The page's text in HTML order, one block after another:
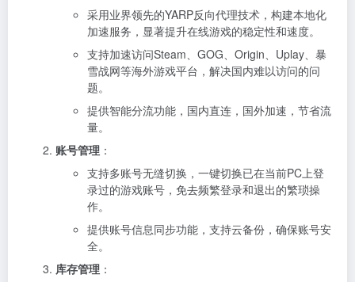
采用业界领先的YARP反向代理技术，构建本地化
加速服务，显著提升在线游戏的稳定性和速度。
支持加速访问Steam、GOG、Origin、Uplay、暴
雪战网等海外游戏平台，解决国内难以访问的问
题。
提供智能分流功能，国内直连，国外加速，节省流
量。
账号管理 ：
支持多账号无缝切换，一键切换已在当前PC上登
录过的游戏账号，免去频繁登录和退出的繁琐操
作。
提供账号信息同步功能，支持云备份，确保账号安
全。
库存管理 ：